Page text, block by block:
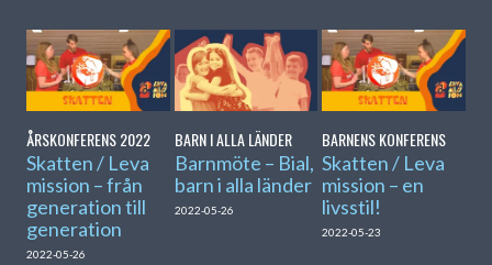
ÅRSKONFERENS 2022
Skatten / Leva
mission – från
generation till
generation
2022-05-26
BARN I ALLA LÄNDER
Barnmöte – Bial,
barn i alla länder
2022-05-26
BARNENS KONFERENS
Skatten / Leva
mission – en
livsstil!
2022-05-23